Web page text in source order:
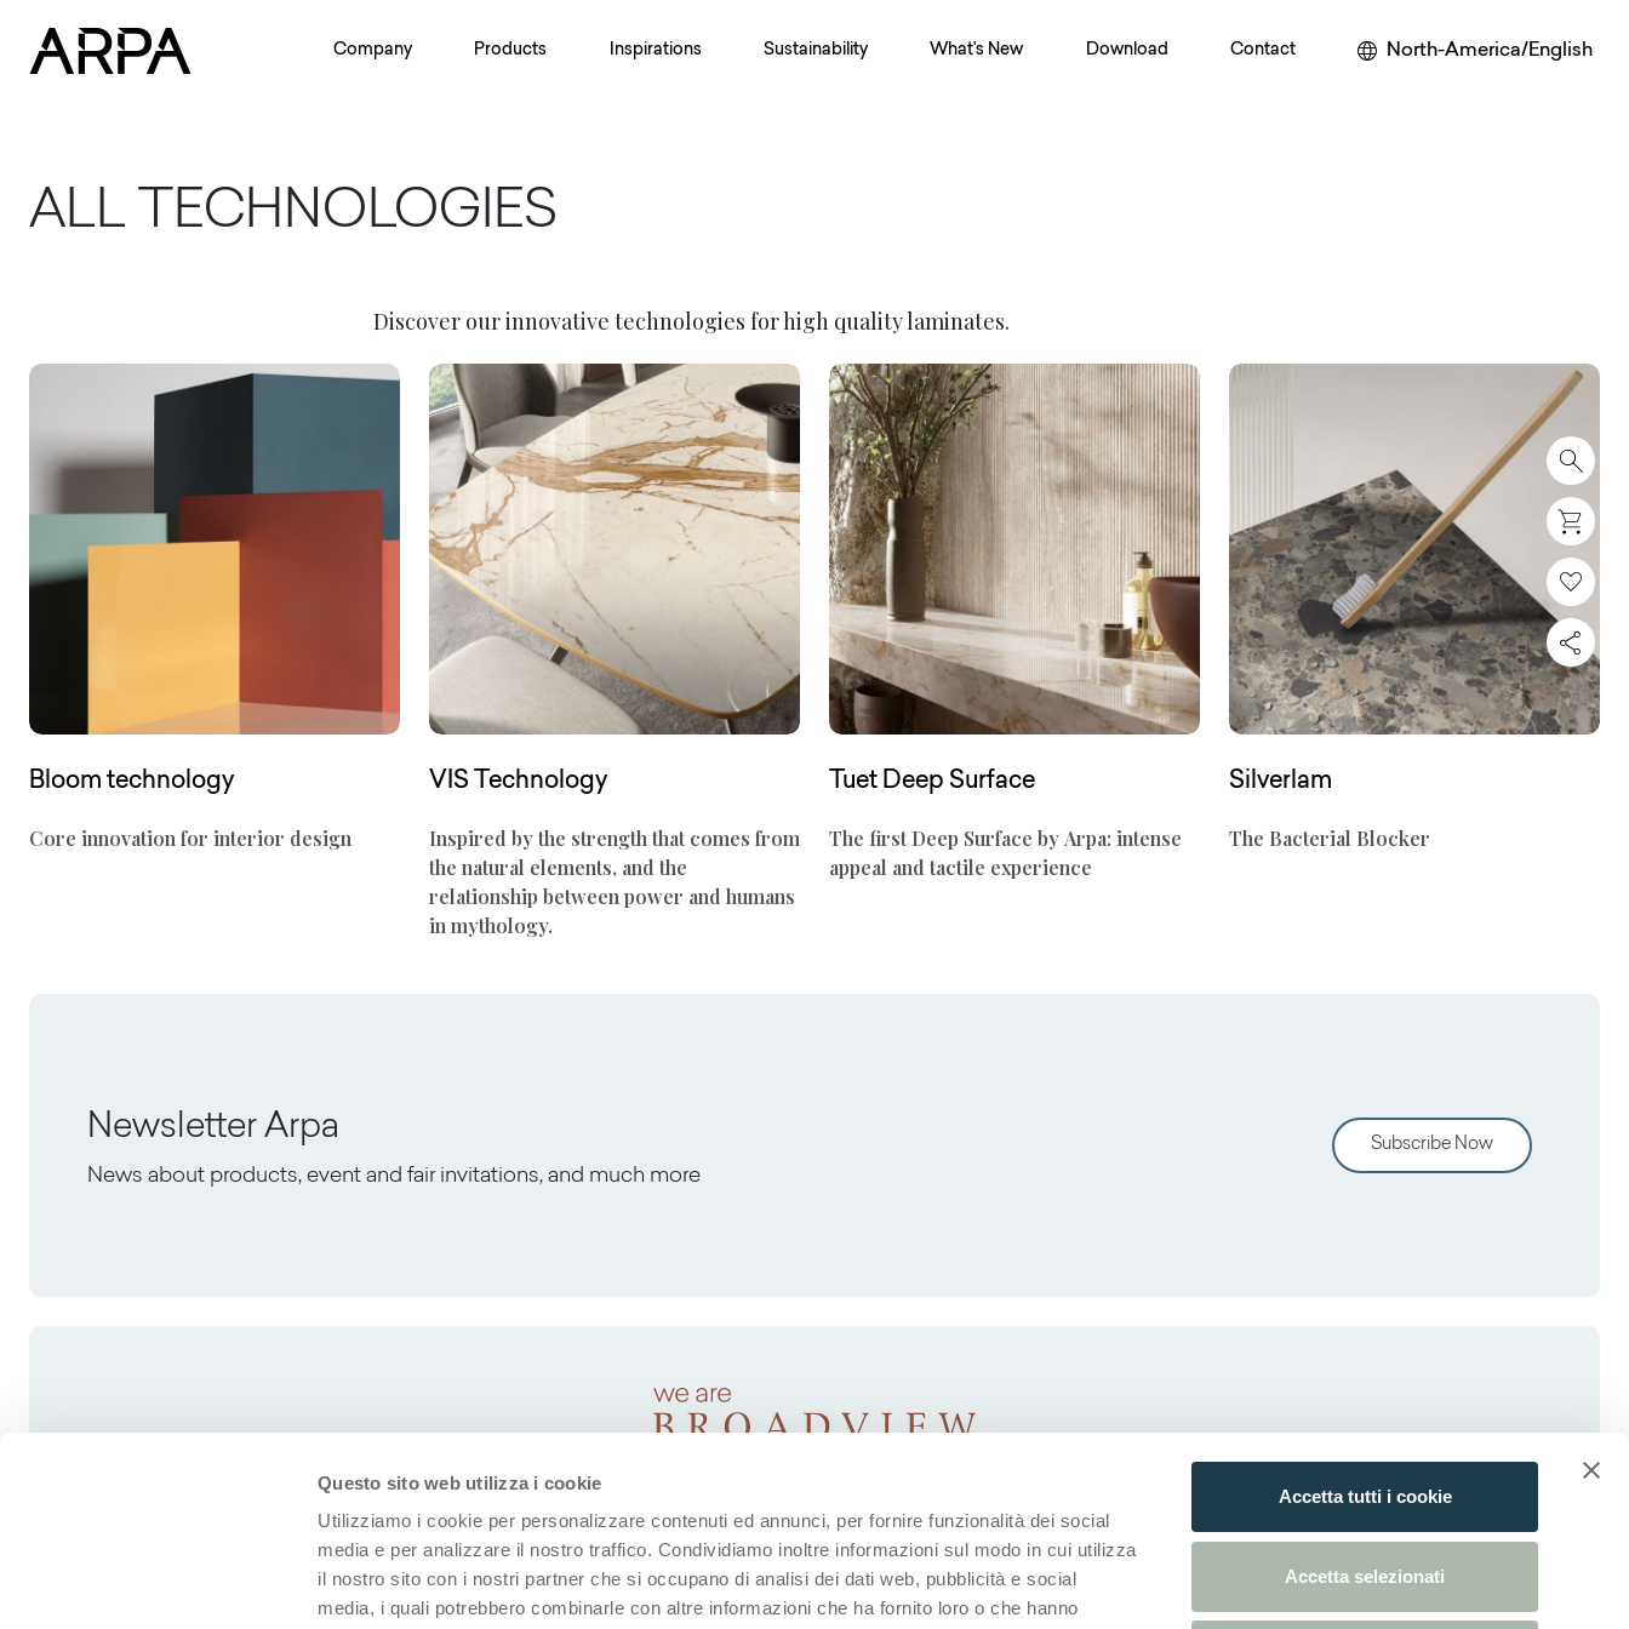
Questo sito web utilizza i cookie
Utilizziamo i cookie per personalizzare contenuti ed annunci, per fornire funzionalità dei social
media e per analizzare il nostro traffico. Condividiamo inoltre informazioni sul modo in cui utilizza
il nostro sito con i nostri partner che si occupano di analisi dei dati web, pubblicità e social
media, i quali potrebbero combinarle con altre informazioni che ha fornito loro o che hanno
Accetta tutti i cookie
Accetta selezionati
Company Products Inspirations Sustainability What's New Download Contact North-America/English
ALL TECHNOLOGIES
Discover our innovative technologies for high quality laminates.
Bloom technology
Core innovation for interior design
VIS Technology
Inspired by the strength that comes from
the natural elements, and the
relationship between power and humans
in mythology.
Tuet Deep Surface
The first Deep Surface by Arpa: intense
appeal and tactile experience
Silverlam
The Bacterial Blocker
Newsletter Arpa
News about products, event and fair invitations, and much more
Subscribe Now